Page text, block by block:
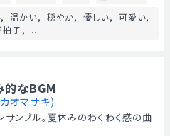
温かい 穏やか 優しい
可愛い
拍子 ...
なBGM
オマサキ)
ンブル。夏休みのわくわく感の曲